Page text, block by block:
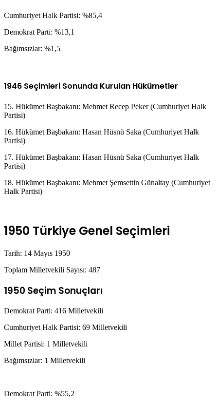
Cumhuriyet Halk Partisi: %85,4
Demokrat Parti: %13,1
Bağımsızlar: %1,5
1946 Seçimleri Sonunda Kurulan Hükümetler
15. Hükümet Başbakanı: Mehmet Recep Peker (Cumhuriyet Halk
Partisi)
16. Hükümet Başbakanı: Hasan Hüsnü Saka (Cumhuriyet Halk
Partisi)
17. Hükümet Başbakanı: Hasan Hüsnü Saka (Cumhuriyet Halk
Partisi)
18. Hükümet Başbakanı: Mehmet Şemsettin Günaltay (Cumhuriyet
Halk Partisi)
1950 Türkiye Genel Seçimleri
Tarih: 14 Mayıs 1950
Toplam Milletvekili Sayısı: 487
1950 Seçim Sonuçları
Demokrat Parti: 416 Milletvekili
Cumhuriyet Halk Partisi: 69 Milletvekili
Millet Partisi: 1 Milletvekili
Bağımsızlar: 1 Milletvekili
Demokrat Parti: %55,2